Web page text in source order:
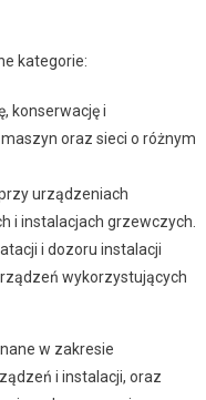
kategorie:
konserwację i
oraz sieci o różnym
urządzeniach
i instalacjach grzewczych.
i dozoru instalacji
wykorzystujących
w zakresie
i instalacji, oraz